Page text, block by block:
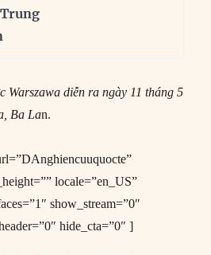
diễn ra ngày 11 tháng 5
Ba Lan.
locale=”en_US”
show_stream=”0″
hide_cta=”0″ ]